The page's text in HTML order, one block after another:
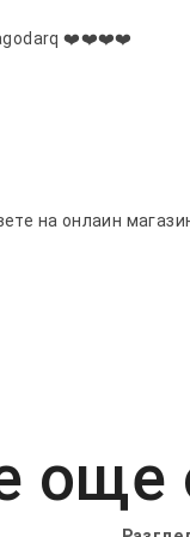
❤️❤️❤️❤️
на онлаин
още